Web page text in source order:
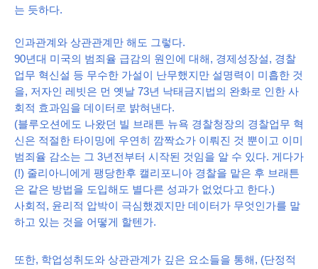
는 듯하다.
인과관계와 상관관계만 해도 그렇다.
90년대 미국의 범죄율 급감의 원인에 대해, 경제성장설, 경찰
업무 혁신설 등 무수한 가설이 난무했지만 설명력이 미흡한 것
을, 저자인 레빗은 먼 옛날 73년 낙태금지법의 완화로 인한 사
회적 효과임을 데이터로 밝혀낸다.
(블루오션에도 나왔던 빌 브래튼 뉴욕 경찰청장의 경찰업무 혁
신은 적절한 타이밍에 우연히 깜짝쇼가 이뤄진 것 뿐이고 이미
범죄율 감소는 그 3년전부터 시작된 것임을 알 수 있다. 게다가
(!) 줄리아니에게 팽당한후 캘리포니아 경찰을 맡은 후 브래튼
은 같은 방법을 도입해도 별다른 성과가 없었다고 한다.)
사회적, 윤리적 압박이 극심했겠지만 데이터가 무엇인가를 말
하고 있는 것을 어떻게 할텐가.
또한, 학업성취도와 상관관계가 깊은 요소들을 통해, (단정적